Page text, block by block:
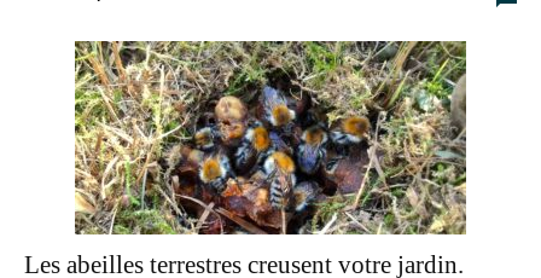
Les abeilles terrestres creusent votre jardin.